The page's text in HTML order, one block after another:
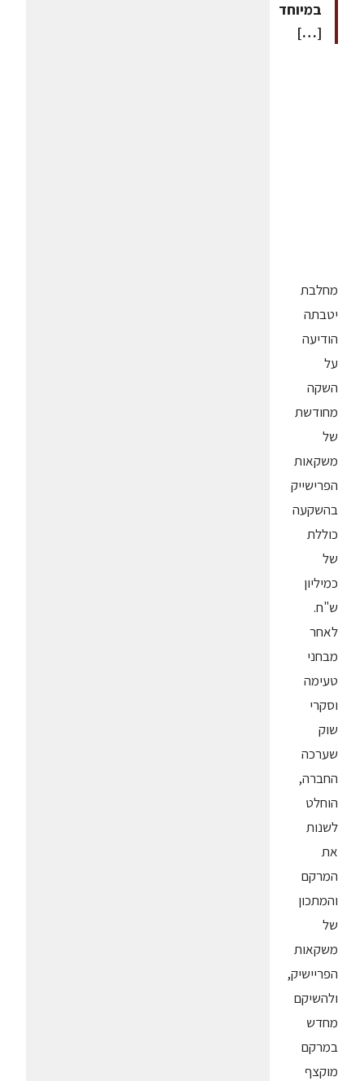
במיוחד
[…]
מחלבת
יטבתה
הודיעה
על
השקה
מחודשת
של
משקאות
הפרישייק
בהשקעה
כוללת
של
כמיליון
ש"ח.
לאחר
מבחני
טעימה
וסקרי
שוק
שערכה
החברה,
הוחלט
לשנות
את
המרקם
והמתכון
של
משקאות
הפריישיק,
ולהשיקם
מחדש
במרקם
מוקצף